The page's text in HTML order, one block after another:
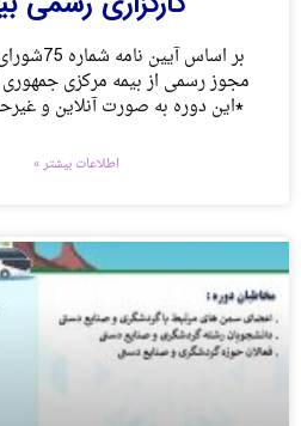
بر اساس
مجوز رسمی از بیمه مرکزی جمهوری
*این دوره به صورت آنلاین و
اطلاعات بیشتر »